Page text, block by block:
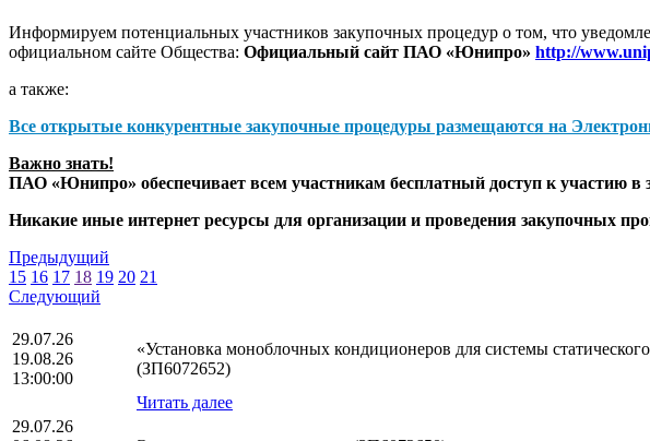
Информируем потенциальных участников закупочных процедур о том, что
официальном сайте Общества: Официальный сайт ПАО «Юнипро» http://
а также:
Все открытые конкурентные закупочные процедуры размещаются на
Важно знать!
ПАО «Юнипро» обеспечивает всем участникам бесплатный доступ к участию
Никакие иные интернет ресурсы для организации и проведения закупочных
Предыдущий
15 16 17 18 19 20 21
Следующий
29.07.26
19.08.26
13:00:00
«Установка моноблочных кондиционеров для системы
(ЗП6072652)
Читать далее
29.07.26